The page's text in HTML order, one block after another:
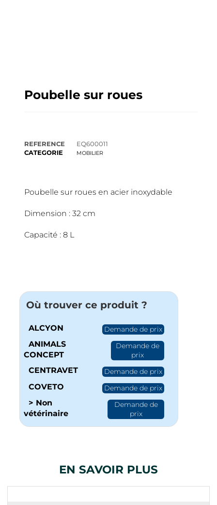
Poubelle sur roues
REFERENCE
EQ600011
CATEGORIE
MOBILIER
Poubelle sur roues en acier inoxydable
Dimension : 32 cm
Capacité : 8 L
Où trouver ce produit ?
ALCYON Demande de prix
ANIMALS
CONCEPT
Demande de
prix
CENTRAVET Demande de prix
COVETO Demande de prix
> Non
vétérinaire
Demande de
prix
EN SAVOIR PLUS